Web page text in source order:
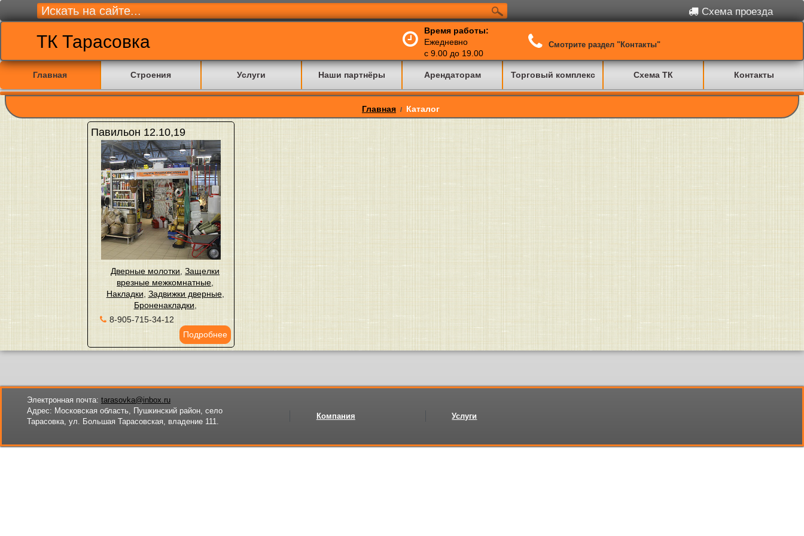
Схема проезда
ТК Тарасовка
Время работы:
Ежедневно
с 9.00 до 19.00
Смотрите раздел "Контакты"
Главная Строения Услуги Наши партнёры Арендаторам Торговый комплекс Схема ТК Контакты
Главная / Каталог
Павильон 12.10,19
Дверные молотки ,Защелки
врезные межкомнатные
Накладки Задвижки дверные,
Броненакладки
8-905-715-34-12
Подробнее
Электронная почта: tarasovka@inbox.ru
Адрес: Московская область, Пушкинский район, село
Тарасовка, ул. Большая Тарасовская, владение 111.
Компания Услуги